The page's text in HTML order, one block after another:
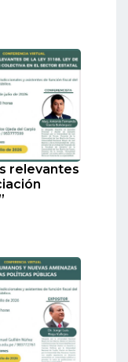
relevantes